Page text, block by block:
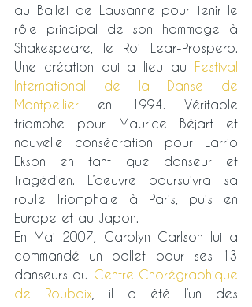
au Ballet de Lausanne pour tenir le
rôle principal de son hommage à
Shakespeare, le Roi Lear-Prospero.
Une création qui a lieu au
Festival
International de la Danse de
Montpellier en 1994. Véritable
triomphe pour Maurice Béjart et
nouvelle consécration pour Larrio
Ekson en tant que danseur et
tragédien. L’oeuvre poursuivra sa
route triomphale à Paris, puis en
Europe et au Japon.
En Mai 2007, Carolyn Carlson lui a
commandé un ballet pour ses 13
danseurs du Centre Chorégraphique
de Roubaix , il a été l’un des